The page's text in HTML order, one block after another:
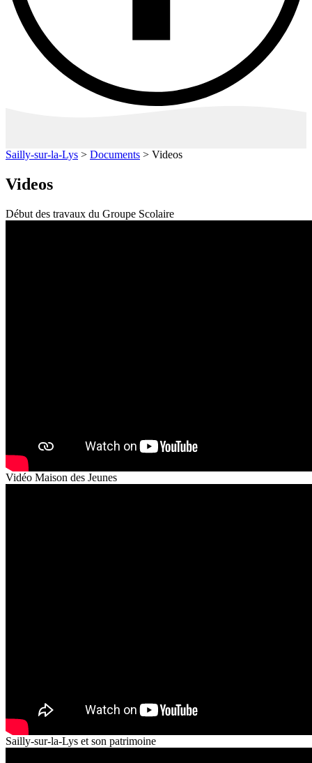
Sailly-sur-la-Lys > Documents > Videos
Videos
Début des travaux du Groupe Scolaire
Vidéo Maison des Jeunes
Sailly-sur-la-Lys et son patrimoine